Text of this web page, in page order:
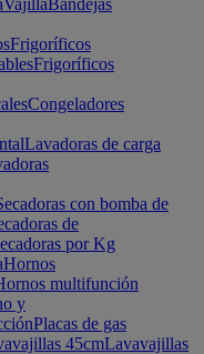
VajillaBandejas
Frigoríficos
Frigoríficos
Congeladores
Lavadoras de carga
con bomba de
de
por Kg
Hornos
multifunción
y
Placas de gas
45cmLavavajillas